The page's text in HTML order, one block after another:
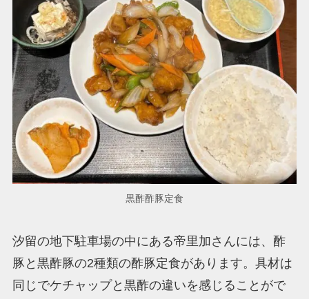
黒酢酢豚定食
汐留の地下駐車場の中にある帝里加さんには、酢
豚と黒酢豚の2種類の酢豚定食があります。具材は
同じでケチャップと黒酢の違いを感じることがで